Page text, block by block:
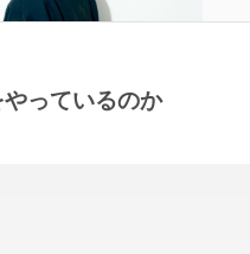
っているのか